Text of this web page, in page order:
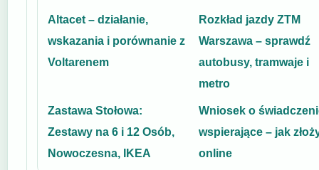
Altacet – działanie,
wskazania i porównanie z
Voltarenem
Rozkład jazdy ZTM
Warszawa – sprawdź
autobusy, tramwaje i
metro
Zastawa Stołowa:
Zestawy na 6 i 12 Osób,
Nowoczesna, IKEA
Wniosek o
wspierające – jak
online